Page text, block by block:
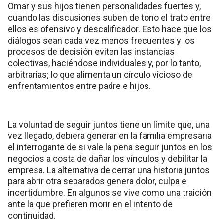
Omar y sus hijos tienen personalidades fuertes y,
cuando las discusiones suben de tono el trato entre
ellos es ofensivo y descalificador. Esto hace que los
diálogos sean cada vez menos frecuentes y los
procesos de decisión eviten las instancias
colectivas, haciéndose individuales y, por lo tanto,
arbitrarias; lo que alimenta un círculo vicioso de
enfrentamientos entre padre e hijos.
La voluntad de seguir juntos tiene un límite que, una
vez llegado, debiera generar en la familia empresaria
el interrogante de si vale la pena seguir juntos en los
negocios a costa de dañar los vínculos y debilitar la
empresa. La alternativa de cerrar una historia juntos
para abrir otra separados genera dolor, culpa e
incertidumbre. En algunos se vive como una traición
ante la que prefieren morir en el intento de
continuidad.